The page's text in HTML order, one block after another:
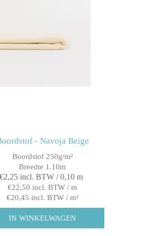
- Navoja Beige
Boordstof 250g/m²
Breedte 1.10m
€2,25 incl. BTW / 0,10 m
€22,50 incl. BTW / m
€20,45 incl. BTW / m²